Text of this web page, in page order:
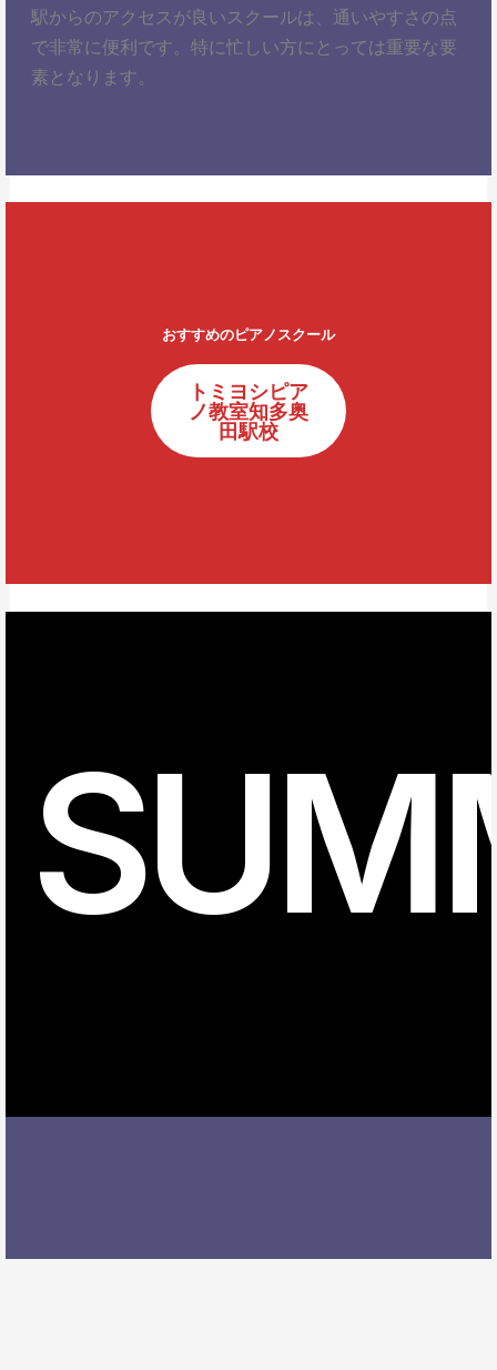
駅からのアクセスが良いスクールは、通いやすさの点
で非常に便利です。特に忙しい方にとっては重要な要
素となります。
おすすめのピアノスクール
トミヨシピア
ノ教室知多奥
田駅校